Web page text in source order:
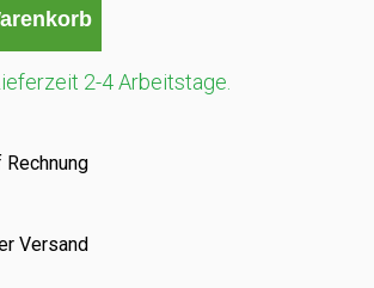
2-4 Arbeitstage.
Rechnung
Versand